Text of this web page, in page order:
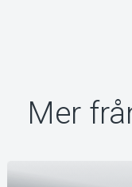
Mer